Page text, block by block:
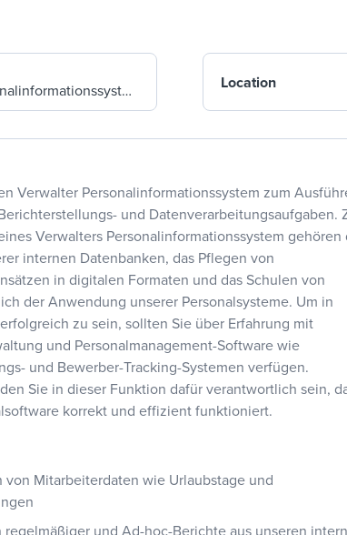
Location
Verwalter Personalinformationssystem zum
und Datenverarbeitungsaufgaben.
Verwalters Personalinformationssystem gehören
internen Datenbanken, das Pflegen von
in digitalen Formaten und das Schulen von
der Anwendung unserer Personalsysteme. Um in
zu sein, sollten Sie über Erfahrung mit
und Personalmanagement-Software wie
und Bewerber-Tracking-Systemen verfügen.
Sie in dieser Funktion dafür verantwortlich sein,
korrekt und effizient funktioniert.
von Mitarbeiterdaten wie Urlaubstage und
regelmäßiger und Ad-hoc-Berichte aus unseren